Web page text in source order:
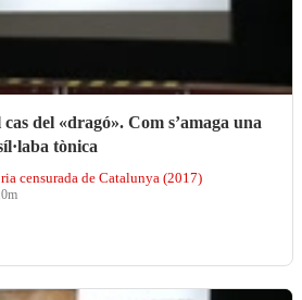
del «dragó». Com s’amaga una
tònica
censurada de Catalunya (2017)